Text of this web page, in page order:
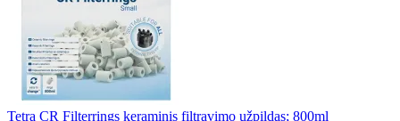
Tetra CR Filterrings keraminis filtravimo užpildas; 800ml